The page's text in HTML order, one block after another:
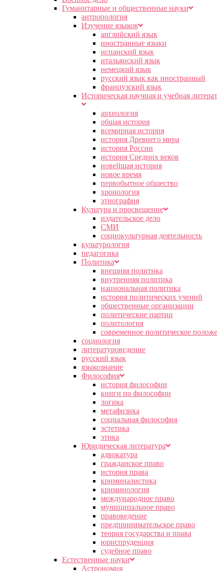
Гуманитарные и общественные науки
антропология
Изучение языков
английский язык
иностранные языки
испанский язык
итальянский язык
немецкий язык
русский язык как иностранный
французский язык
Историческая научная и учебная
археология
общая история
всемирная история
история Древнего мира
история России
история Средних веков
новейшая история
новое время
первобытное общество
хронология
этнография
Культура и просвещение
издательское дело
СМИ
социокультурная деятельность
культурология
педагогика
Политика
внешняя политика
внутренняя политика
национальная политика
история политических учений
общественные организации
политические партии
политология
современное политическое
социология
литературоведение
русский язык
языкознание
Философия
история философии
книги по философии
логика
метафизика
социальная философия
эстетика
этика
Юридическая литература
адвокатура
гражданское право
история права
криминалистика
криминология
международное право
муниципальное право
правоведение
предпринимательское право
теория государства и права
юриспруденция
судебное право
Естественные науки
Астрономия